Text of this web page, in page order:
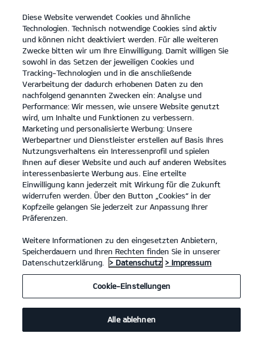
open
menu
KONTAKT
PROBEFAHRT
PBV Nutzfahrzeuge
Modelle
Business
Angebote
Elektromobilität
Diese Website verwendet Cookies und ähnliche
Technologien. Technisch notwendige Cookies sind aktiv
und können nicht deaktiviert werden. Für alle weiteren
Zwecke bitten wir um Ihre Einwilligung. Damit willigen Sie
sowohl in das Setzen der jeweiligen Cookies und
Tracking-Technologien und in die anschließende
Verarbeitung der dadurch erhobenen Daten zu den
nachfolgend genannten Zwecken ein: Analyse und
Performance: Wir messen, wie unsere Website genutzt
wird, um Inhalte und Funktionen zu verbessern.
Marketing und personalisierte Werbung: Unsere
Werbepartner und Dienstleister erstellen auf Basis Ihres
Nutzungsverhaltens ein Interessenprofil und spielen
Ihnen auf dieser Website und auch auf anderen Websites
interessenbasierte Werbung aus. Eine erteilte
Einwilligung kann jederzeit mit Wirkung für die Zukunft
widerrufen werden. Über den Button „Cookies“ in der
Kopfzeile gelangen Sie jederzeit zur Anpassung Ihrer
Präferenzen.
Weitere Informationen zu den eingesetzten Anbietern,
Speicherdauern und Ihren Rechten finden Sie in unserer
Datenschutzerklärung.
> Datenschutz > Impressum
Cookie-Einstellungen
Alle ablehnen